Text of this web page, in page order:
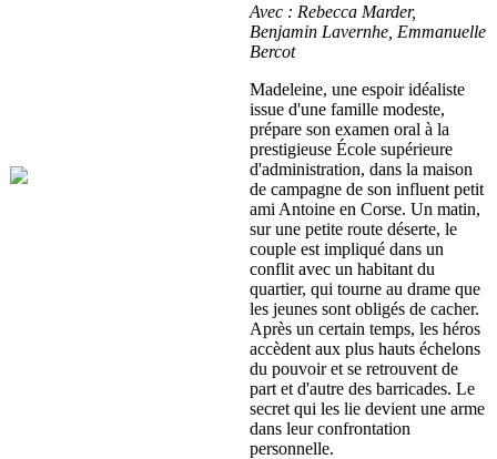
Avec : Rebecca Marder,
Benjamin Lavernhe, Emmanuelle
Bercot
Madeleine, une espoir idéaliste
issue d'une famille modeste,
prépare son examen oral à la
prestigieuse École supérieure
d'administration, dans la maison
de campagne de son influent petit
ami Antoine en Corse. Un matin,
sur une petite route déserte, le
couple est impliqué dans un
conflit avec un habitant du
quartier, qui tourne au drame que
les jeunes sont obligés de cacher.
Après un certain temps, les héros
accèdent aux plus hauts échelons
du pouvoir et se retrouvent de
part et d'autre des barricades. Le
secret qui les lie devient une arme
dans leur confrontation
personnelle.